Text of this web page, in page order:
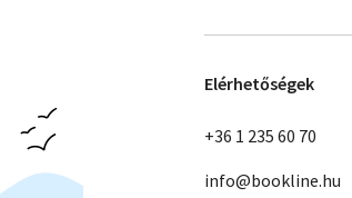
Elérhetőségek
+36 1 235 60 70
info@bookline.hu